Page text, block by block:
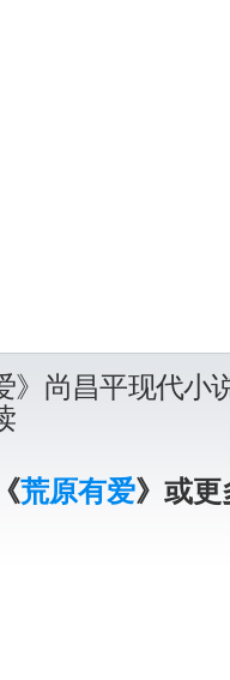
》尚昌平现代小
荒原有爱》或更